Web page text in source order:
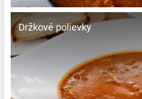
Držkové polievky